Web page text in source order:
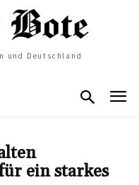
und Deutschland
ein starkes